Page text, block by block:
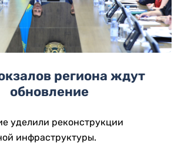
региона ждут
обновление
уделили реконструкции
инфраструктуры.